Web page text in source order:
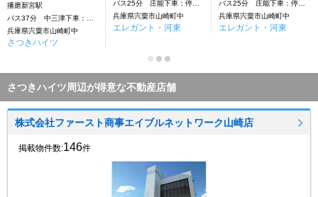
播磨新宮駅
バス37分 中三津下車：停歩17分
兵庫県宍粟市山崎町中
さつきハイツ
バス25分 庄能下車：停歩22分
兵庫県宍粟市山崎町中
エレガント・河東
バス25分 庄能下車：停歩22分
兵庫県宍粟市山崎町中
エレガント・河東
さつきハイツ周辺が得意な不動産店舗
株式会社ファースト商事エイブルネットワーク山崎店
掲載物件数:146件